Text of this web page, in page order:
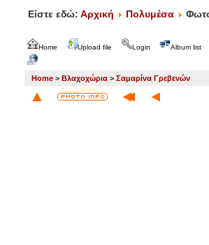
Είστε εδώ: Αρχική Πολυμέσα
Home Upload file Login Album list
Home > Βλαχοχώρια > Σαμαρίνα Γρεβενών